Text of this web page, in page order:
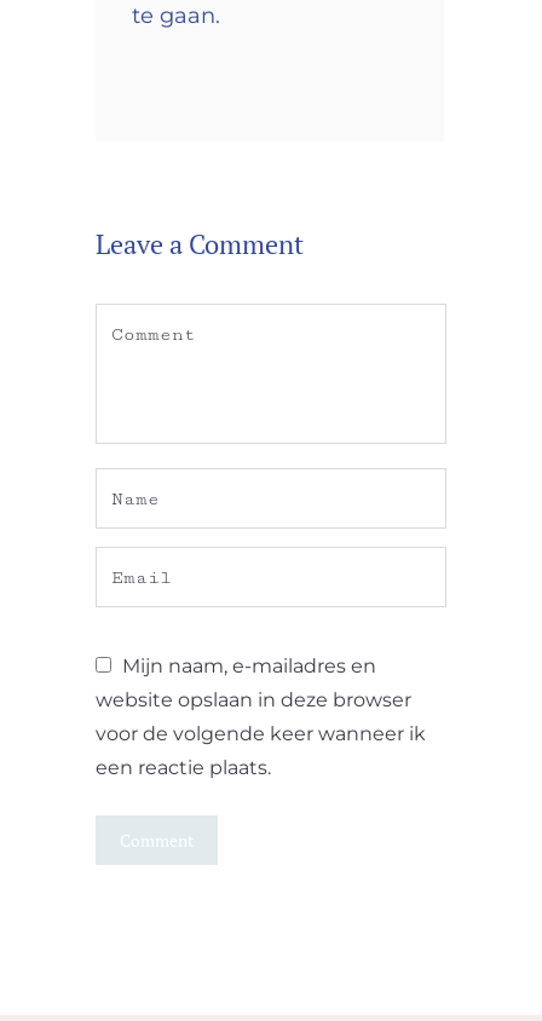
te gaan.
Leave a Comment
Mijn naam, e-mailadres en
website opslaan in deze browser
voor de volgende keer wanneer ik
een reactie plaats.